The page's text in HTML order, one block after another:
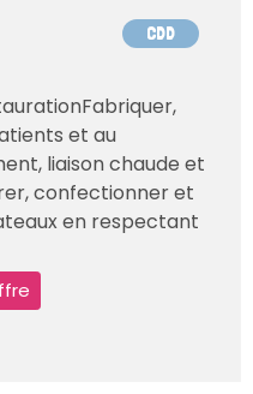
CDD
et au
liaison chaude et
confectionner et
en respectant